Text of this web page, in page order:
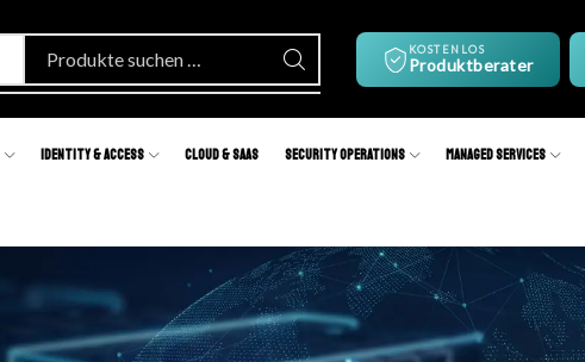
KOSTENLOS
Produktberater
Identity & Access Cloud & SaaS Security Operations Managed Services